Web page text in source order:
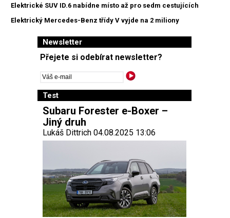
Elektrické SUV ID.6 nabídne místo až pro sedm cestujících
Elektrický Mercedes-Benz třídy V vyjde na 2 miliony
Newsletter
Přejete si odebírat newsletter?
Test
Subaru Forester e-Boxer –
Jiný druh
Lukáš Dittrich 04.08.2025 13:06